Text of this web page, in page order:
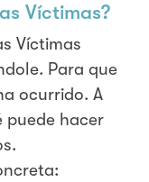
Víctimas?
Víctimas
Para que
ocurrido. A
puede hacer